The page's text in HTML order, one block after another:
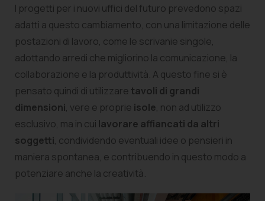
I progetti per i nuovi uffici del futuro prevedono spazi
adatti a questo cambiamento, con una limitazione delle
postazioni di lavoro, come le scrivanie singole,
adottando arredi che migliorino la comunicazione, la
collaborazione e la produttività. A questo fine si è
pensato quindi di utilizzare tavoli di grandi
dimensioni, vere e proprie isole, non ad utilizzo
esclusivo, ma in cui lavorare affiancati da altri
soggetti, condividendo eventuali idee o pensieri in
maniera spontanea, e contribuendo in questo modo a
potenziare anche la creatività.